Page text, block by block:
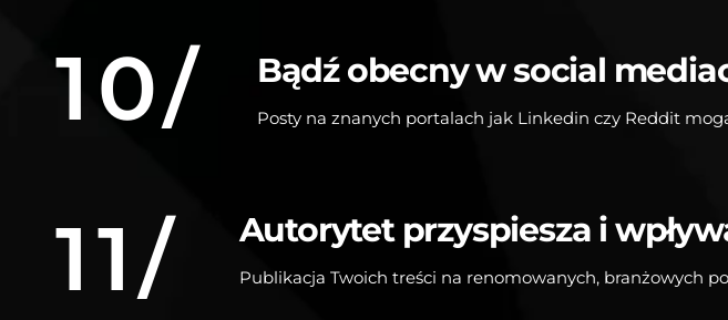
10/ Bądź obecny w social
Posty na znanych portalach jak Linkedin czy Reddit
11/ Autorytet przyspiesza i
Publikacja Twoich treści na renomowanych, branżowych